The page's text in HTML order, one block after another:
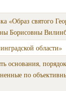
«Образ святого
Борисовны
области»
основания,
по